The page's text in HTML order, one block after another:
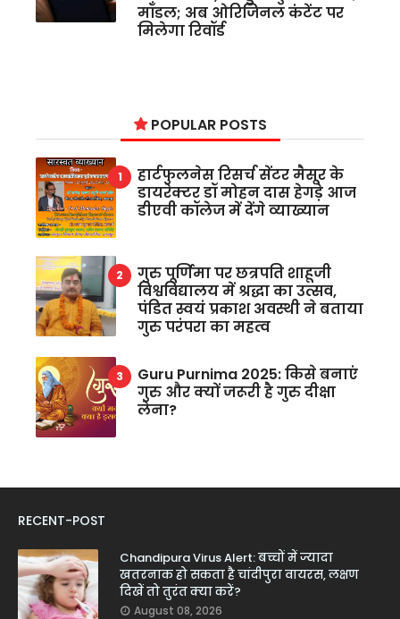
मॉडल; अब ओरिजिनल कंटेंट पर
मिलेगा रिवॉर्ड
POPULAR POSTS
हार्टफुलनेस रिसर्च सेंटर मैसूर के
डायरेक्टर डॉ मोहन दास हेगड़े आज
डीएवी कॉलेज में देंगे व्याख्यान
गुरु पूर्णिमा पर छत्रपति शाहूजी
विश्वविद्यालय में श्रद्धा का उत्सव,
पंडित स्वयं प्रकाश अवस्थी ने बताया
गुरु परंपरा का महत्व
Guru Purnima 2025: किसे बनाएं
गुरु और क्यों जरूरी है गुरु दीक्षा
लेना?
RECENT-POST
Chandipura Virus Alert: बच्चों में ज्यादा
खतरनाक हो सकता है चांदीपुरा वायरस, लक्षण
दिखें तो तुरंत क्या करें?
August 08, 2026